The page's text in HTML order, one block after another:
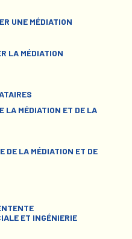
UNE MÉDIATION
LA MÉDIATION
LA MÉDIATION ET DE LA
DE LA MÉDIATION ET DE
ET INGÉNIERIE